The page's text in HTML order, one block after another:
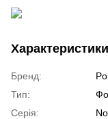
Характеристики
Бренд:
Тип:
Серія: